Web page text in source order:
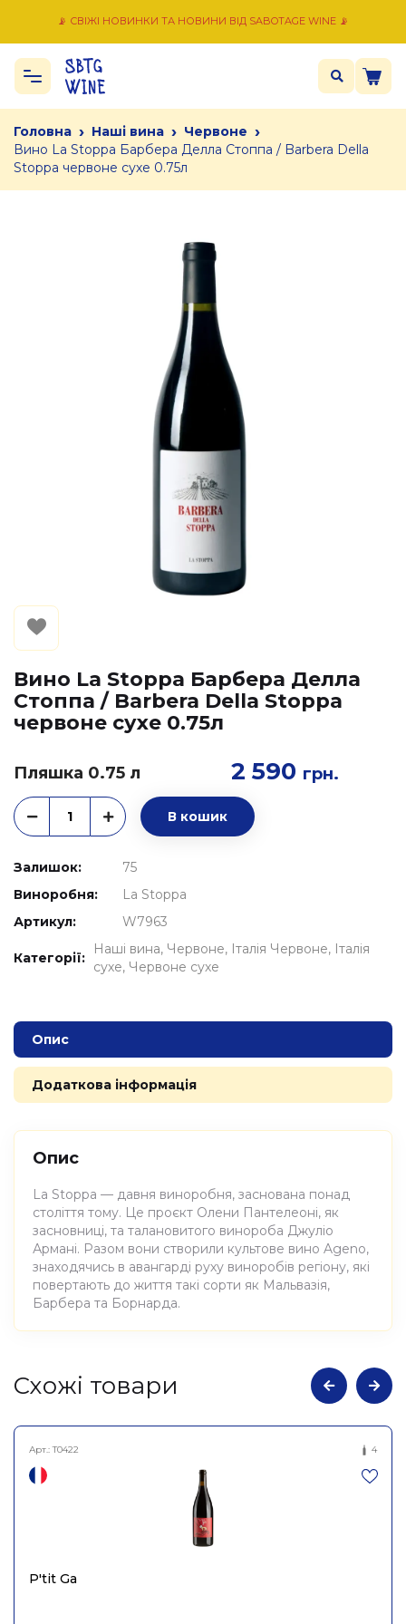
📡 СВІЖІ НОВИНКИ ТА НОВИНИ ВІД SABOTAGE WINE 📡
Головна › Наші вина › Червоне ›
Вино La Stoppa Барбера Делла Стоппа / Barbera Della
Stoppa червоне сухе 0.75л
Вино La Stoppa Барбера Делла
Стоппа / Barbera Della Stoppa
червоне сухе 0.75л
Пляшка 0.75 л 2 590 грн.
В кошик
Залишок:
75
Виноробня:
La Stoppa
Артикул:
W7963
Категорії:
Наші вина Червоне Італія Червоне Італія
сухе Червоне сухе
Опис
Додаткова інформація
Опис
La Stoppa — давня виноробня, заснована понад
століття тому. Це проєкт Олени Пантелеоні, як
засновниці, та талановитого винороба Джуліо
Армані. Разом вони створили культове вино Ageno,
знаходячись в авангарді руху виноробів регіону, які
повертають до життя такі сорти як Мальвазія,
Барбера та Борнарда.
Атрибути
натуральне сухе червоне
Барбера Делла Стоппа
2006, La Stoppa 0,75л
Cхожі товари
Арт.:T0422 4
P'tit Ga